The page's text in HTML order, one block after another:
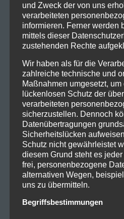
03.06.2023 – Nürburg, Rock
13.06.2023 – Essen, Turock
14.06.2023 – Darmstadt,
15.06.2023 – Hannover,
24.06.2023 – Ysselsteyn,
25.06.2023 –
und Zweck der von uns
verarbeiteten
informieren. Ferner werden
mittels dieser
zustehenden Rechte
Wir haben als für die
zahlreiche technische und
Maßnahmen umgesetzt,
lückenlosen Schutz der
verarbeiteten
sicherzustellen. Dennoch
Datenübertragungen
Sicherheitslücken
Schutz nicht gewährleistet
diesem Grund steht es
frei, personenbezogene
alternativen Wegen,
uns zu übermitteln.
Begriffsbestimmungen